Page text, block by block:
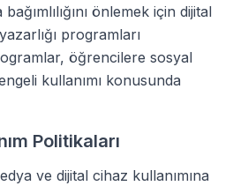
önlemek için dijital
programları
öğrencilere sosyal
kullanımı konusunda
Politikaları
ve dijital cihaz kullanımına